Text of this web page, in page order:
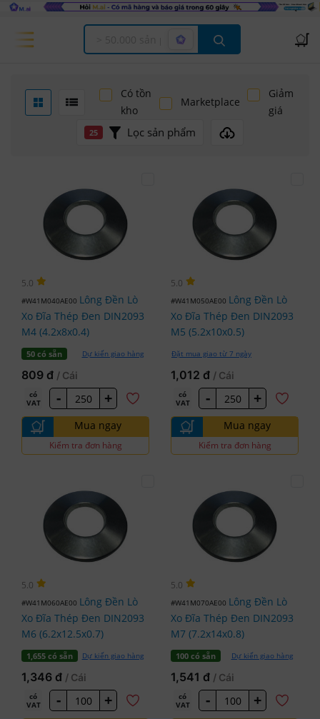
Offcanvas Menu Open
Có tồn
kho
Marketplace
Giảm
giá
25 Lọc sản phẩm
5.0
#W41M040AE00 Lông Đền Lò
Xo Đĩa Thép Đen DIN2093
M4 (4.2x8x0.4)
50 có sẵn Dự kiến giao hàng
809 đ / Cái
có
VAT
- +
Mua ngay
Kiểm tra đơn hàng
5.0
#W41M050AE00 Lông Đền Lò
Xo Đĩa Thép Đen DIN2093
M5 (5.2x10x0.5)
Đặt mua giao từ 7 ngày
1,012 đ / Cái
có
VAT
- +
Mua ngay
Kiểm tra đơn hàng
5.0
#W41M060AE00 Lông Đền Lò
Xo Đĩa Thép Đen DIN2093
M6 (6.2x12.5x0.7)
1,655 có sẵn Dự kiến giao hàng
1,346 đ / Cái
có
VAT
- +
5.0
#W41M070AE00 Lông Đền Lò
Xo Đĩa Thép Đen DIN2093
M7 (7.2x14x0.8)
100 có sẵn Dự kiến giao hàng
1,541 đ / Cái
có
VAT
- +